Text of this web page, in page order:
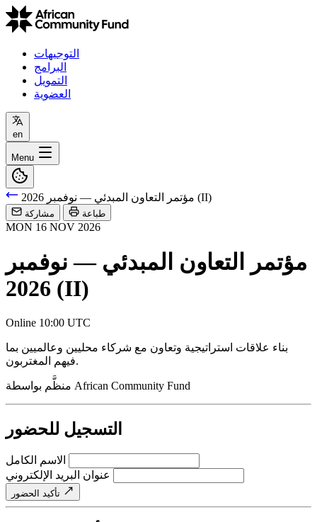
التوجيهات
البرامج
التمويل
العضوية
en
Menu
مؤتمر التعاون المبدئي — نوفمبر 2026 (II)
مشاركة طباعة
MON 16 NOV 2026
مؤتمر التعاون المبدئي — نوفمبر
2026 (II)
Online 10:00 UTC
بناء علاقات استراتيجية وتعاون مع شركاء محليين وعالميين بما
فيهم المغتربون.
African Community Fund
التسجيل للحضور
الاسم الكامل
عنوان البريد الإلكتروني
تأكيد الحضور